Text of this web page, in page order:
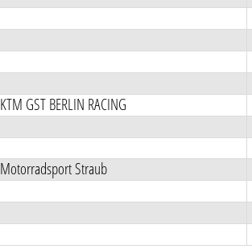
KTM GST BERLIN RACING
Motorradsport Straub